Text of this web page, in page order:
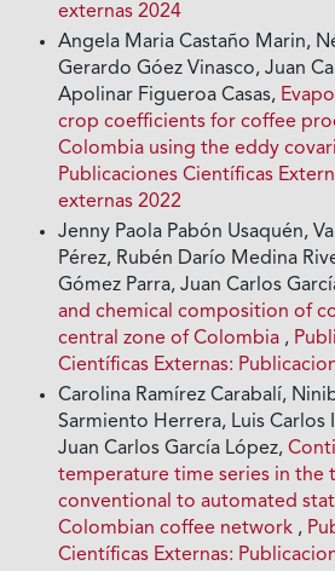
externas 2024
Angela Maria Castaño Marin,
Gerardo Góez Vinasco, Juan
Apolinar Figueroa Casas,
crop coefficients for coffee
Colombia using the eddy
Publicaciones Científicas
externas 2022
Jenny Paola Pabón Usaquén,
Pérez, Rubén Darío Medina
Gómez Parra, Juan Carlos
and chemical composition of
central zone of Colombia ,
Científicas Externas:
Carolina Ramírez Carabalí,
Sarmiento Herrera, Luis Carlos
Juan Carlos García López,
temperature time series in the
conventional to automated
Colombian coffee network ,
Científicas Externas: